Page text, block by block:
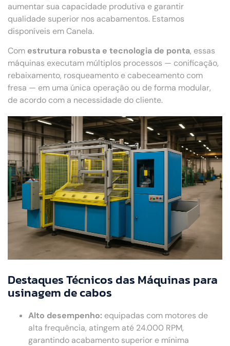
aumentar sua capacidade produtiva e garantir
qualidade superior nos acabamentos. Estamos
disponíveis em Canela.
Com estrutura robusta e tecnologia de ponta, essas
máquinas executam múltiplos processos — conificação,
rebaixamento, rosqueamento e cabeceamento com
fresa — em uma única operação ou de forma modular,
de acordo com a necessidade do cliente.
Destaques Técnicos das Máquinas para
usinagem de cabos
Alto desempenho: equipadas com motores de
alta frequência, atingem até 24.000 RPM,
garantindo acabamento superior e mínima